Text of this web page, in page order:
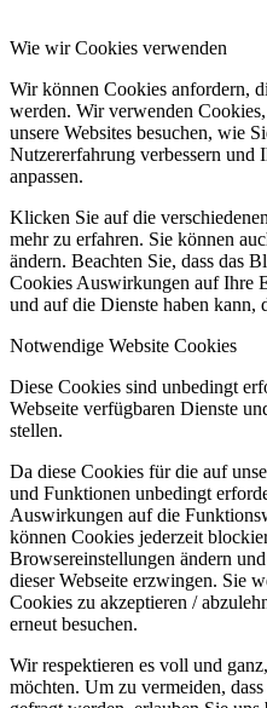
Wie wir Cookies verwenden
Wir können Cookies anfordern,
werden. Wir verwenden
unsere Websites besuchen, wie
Nutzererfahrung verbessern und
anpassen.
Klicken Sie auf die
mehr zu erfahren. Sie können
ändern. Beachten Sie, dass das
Cookies Auswirkungen auf Ihre
und auf die Dienste haben kann,
Notwendige Website Cookies
Diese Cookies sind unbedingt
Webseite verfügbaren Dienste
stellen.
Da diese Cookies für die auf
und Funktionen unbedingt
Auswirkungen auf die
können Cookies jederzeit
Browsereinstellungen ändern
dieser Webseite erzwingen. Sie
Cookies zu akzeptieren /
erneut besuchen.
Wir respektieren es voll und
möchten. Um zu vermeiden,